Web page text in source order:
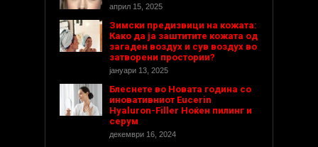
април 15, 2025
Зимски предизвици на кожата:
Како да ја заштитите кожата од
загаден воздух и сув воздух во
затворени простории?
јануари 13, 2025
Блеснете во Новата година со
иновативниот Eucerin
Hyaluron-Filler Ноќен пилинг и
серум
декември 16, 2024